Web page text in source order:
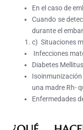
En el caso de
Cuando se
durante el
c) Situaciones
Infecciones
Diabetes
Isoinmunización
una madre Rh-
Enfermedades